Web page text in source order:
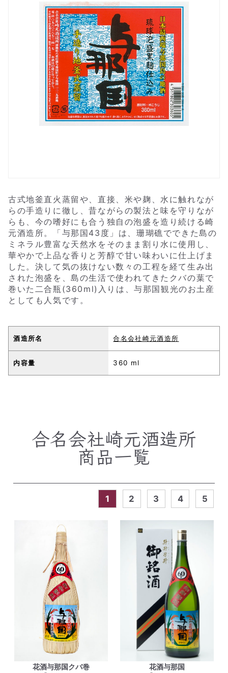
古式地釜直火蒸留や、直接、米や麹、水に触れなが
らの手造りに徹し、昔ながらの製法と味を守りなが
らも、今の嗜好にも合う独自の泡盛を造り続ける崎
元酒造所。「与那国43度」は、珊瑚礁でできた島の
ミネラル豊富な天然水をそのまま割り水に使用し、
華やかで上品な香りと芳醇で甘い味わいに仕上げま
した。決して気の抜けない数々の工程を経て生み出
された泡盛を、島の生活で使われてきたクバの葉で
巻いた二合瓶(360ml)入りは、与那国観光のお土産
としても人気です。
酒造所名 合名会社崎元酒造所
内容量 360 ml
合名会社崎元酒造所
商品一覧
1 2 3 4 5
花酒与那国クバ巻
花酒与那国